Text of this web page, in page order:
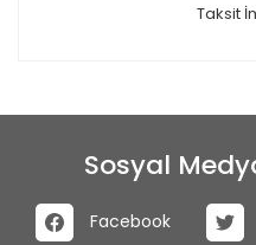
Taksit
Sosyal
Facebook